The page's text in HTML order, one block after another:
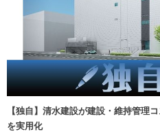
【独自】清水建設が建設・維持管理
を実用化